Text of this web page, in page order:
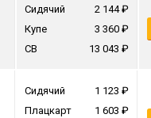
Сидячий
2 144
Купе
3 360
СВ
13 043
Сидячий
1 123
Плацкарт
1 603